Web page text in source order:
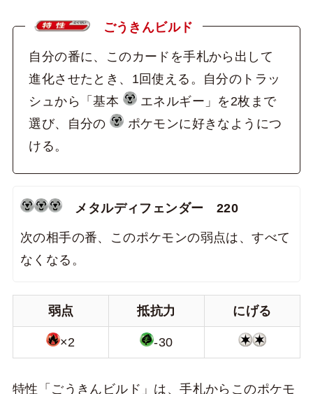
ごうきんビルド
自分の番に、このカードを手札から出して
進化させたとき、1回使える。自分のトラッ
シュから「基本
エネルギー」を2枚まで
選び、自分の
ポケモンに好きなようにつ
ける。
メタルディフェンダー 220
次の相手の番、このポケモンの弱点は、すべて
なくなる。
弱点 抵抗力 にげる
×2 -30
特性「ごうきんビルド」は、手札からこのポケモ